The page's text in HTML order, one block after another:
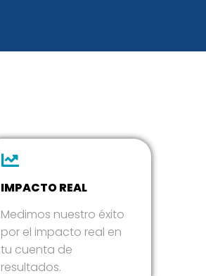
IMPACTO REAL
Medimos nuestro éxito
por el impacto real en
tu cuenta de
resultados.